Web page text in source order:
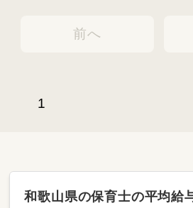
前へ
1
和歌山県の保育士の平均給